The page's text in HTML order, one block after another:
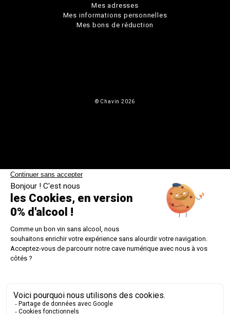
Mes adresses
Mes informations personnelles
Mes bons de réduction
© Chavin 2026
DEMANDER UNE RÉTRACTATION